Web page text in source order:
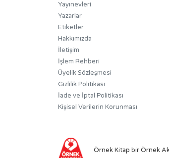
Yayınevleri
Yazarlar
Etiketler
Hakkımızda
İletişim
İşlem Rehberi
Üyelik Sözleşmesi
Gizlilik Politikası
İade ve İptal Politikası
Kişisel Verilerin Korunması
Örnek Kitap birÖrnek